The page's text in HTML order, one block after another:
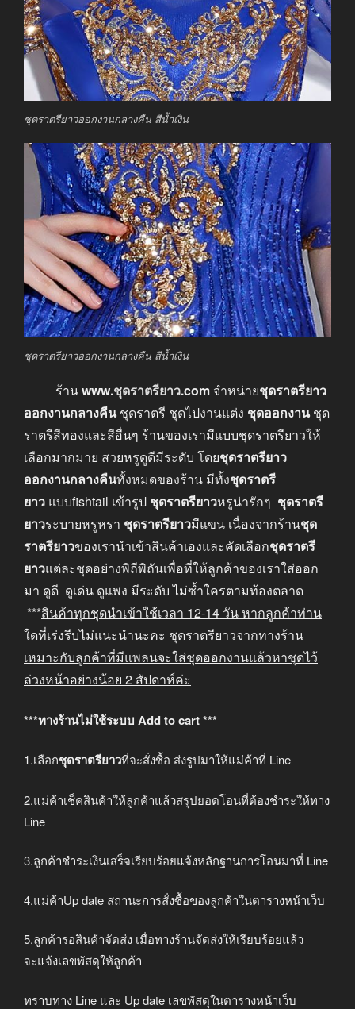
ชุดราตรียาวออกงานกลางคืน สีน้ำเงิน
ชุดราตรียาวออกงานกลางคืน สีน้ำเงิน
ร้านwww.ชุดราตรียาว.com จำหน่ายชุดราตรียาว
ออกงานกลางคืนชุดราตรี ชุดไปงานแต่ง ชุดออกงานชุด
ราตรีสีทองและสีอื่นๆ ร้านของเรามีแบบชุดราตรียาวให้
เลือกมากมาย สวยหรูดูดีมีระดับ โดยชุดราตรียาว
ออกงานกลางคืนทั้งหมดของร้าน มีทั้งชุดราตรี
ยาว แบบfishtail เข้ารูป ชุดราตรียาวหรูน่ารักๆ ชุดราตรี
ยาวระบายหรูหรา ชุดราตรียาวมีแขน เนื่องจากร้านชุด
ราตรียาวของเรานำเข้าสินค้าเองและคัดเลือกชุดราตรี
ยาวแต่ละชุดอย่างพิถีพิถันเพื่อที่ให้ลูกค้าของเราใส่ออก
มา ดูดี ดูเด่น ดูแพง มีระดับ ไม่ซ้ำใครตามท้องตลาด
***สินค้าทุกชุดนำเข้าใช้เวลา 12-14 วัน หากลูกค้าท่าน
ใดที่เร่งรีบไม่แนะนำนะคะ ชุดราตรียาวจากทางร้าน
เหมาะกับลูกค้าที่มีแพลนจะใส่ชุดออกงานแล้วหาชุดไว้
ล่วงหน้าอย่างน้อย 2 สัปดาห์ค่ะ
***ทางร้านไม่ใช้ระบบ Add to cart ***
1.เลือกชุดราตรียาวที่จะสั่งซื้อ ส่งรูปมาให้แม่ค้าที่ Line
2.แม่ค้าเช็คสินค้าให้ลูกค้าแล้วสรุปยอดโอนที่ต้องชำระให้ทาง
Line
3.ลูกค้าชำระเงินเสร็จเรียบร้อยแจ้งหลักฐานการโอนมาที่ Line
4.แม่ค้าUp date สถานะการสั่งซื้อของลูกค้าในตารางหน้าเว็บ
5.ลูกค้ารอสินค้าจัดส่ง เมื่อทางร้านจัดส่งให้เรียบร้อยแล้ว
จะแจ้งเลขพัสดุให้ลูกค้า
ทราบทาง Line และ Up date เลขพัสดุในตารางหน้าเว็บ